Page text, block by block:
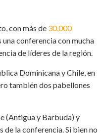
con más de 30,000
una conferencia con mucha
de líderes de la región.
Dominicana y Chile, en
también dos pabellones
(Antigua y Barbuda) y
de la conferencia. Si bien no